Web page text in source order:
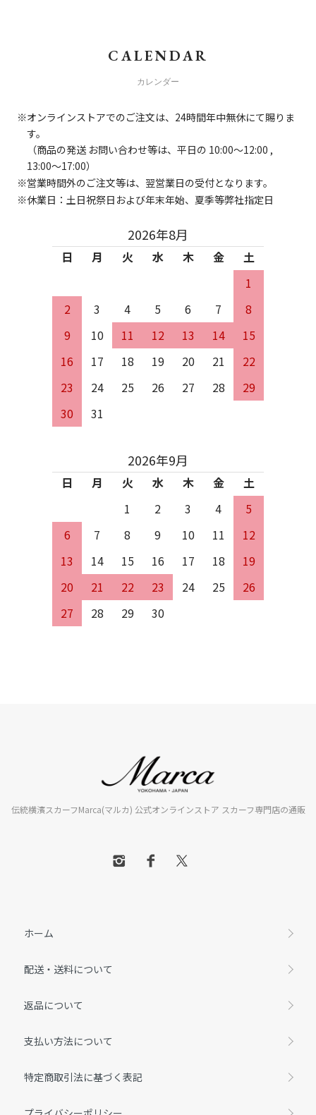
CALENDAR
カレンダー
オンラインストアでのご注文は、24時間年中無休にて賜りま
す。
（商品の発送 お問い合わせ等は、平日の 10:00～12:00 ,
13:00～17:00）
営業時間外のご注文等は、翌営業日の受付となります。
休業日：土日祝祭日および年末年始、夏季等弊社指定日
2026年8月
日 月 火 水 木 金
土
1
2
3 4 5 6 7
8
9
10 11 12 13 14
15
16
17 18 19 20 21
22
23
24 25 26 27 28
29
30
31
2026年9月
日 月 火 水 木 金
土
1
2 3 4
5
6
7 8 9 10 11
12
13
14 15 16 17 18
19
20
21 22 23 24 25
26
27
28 29 30
伝統横濱スカーフMarca(マルカ) 公式オンラインストア スカーフ専門店の通販
ホーム
配送・送料について
返品について
支払い方法について
特定商取引法に基づく表記